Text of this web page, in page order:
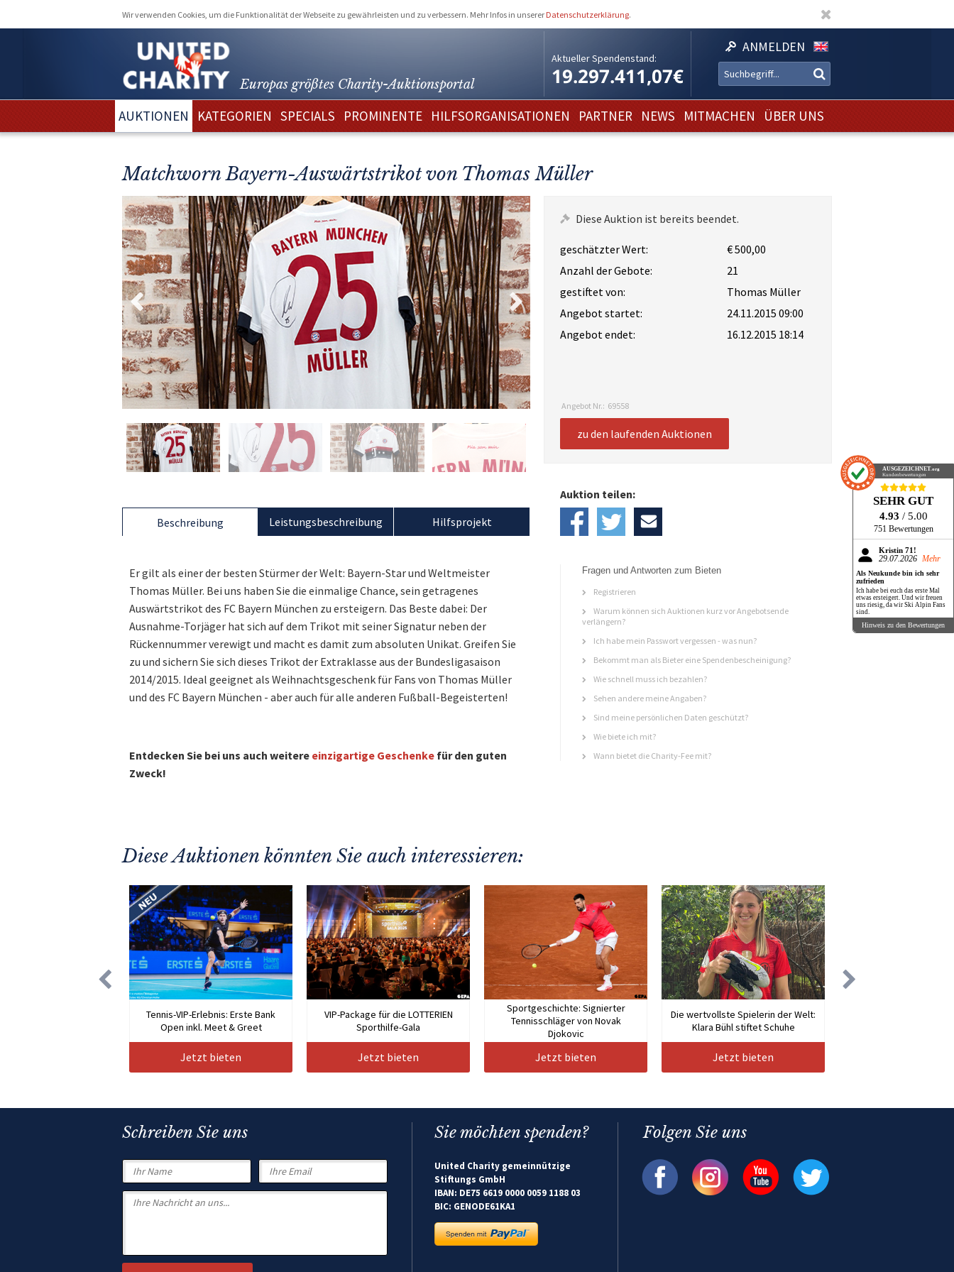
Wir verwenden Cookies, um die Funktionalität der Webseite zu gewährleisten und zu verbessern. Mehr Infos in unserer Datenschutzerklärung.
Europas größtes Charity-Auktionsportal
Aktueller Spendenstand:
19.297.411,07€
ANMELDEN
AUKTIONEN KATEGORIEN SPECIALS PROMINENTE HILFSORGANISATIONEN PARTNER NEWS MITMACHEN ÜBER UNS
Matchworn Bayern-Auswärtstrikot von Thomas Müller
Diese Auktion ist bereits beendet.
geschätzter Wert:
€ 500,00
Anzahl der Gebote:
21
gestiftet von:
Thomas Müller
Angebot startet:
24.11.2015 09:00
Angebot endet:
16.12.2015 18:14
Angebot Nr.: 69558
zu den laufenden Auktionen
Beschreibung
Er gilt als einer der besten Stürmer der Welt: Bayern-Star und Weltmeister
Thomas Müller. Bei uns haben Sie die einmalige Chance, sein getragenes
Auswärtstrikot des FC Bayern München zu ersteigern. Das Beste dabei: Der
Ausnahme-Torjäger hat sich auf dem Trikot mit seiner Signatur neben der
Rückennummer verewigt und macht es damit zum absoluten Unikat. Greifen Sie
zu und sichern Sie sich dieses Trikot der Extraklasse aus der Bundesligasaison
2014/2015. Ideal geeignet als Weihnachtsgeschenk für Fans von Thomas Müller
und des FC Bayern München - aber auch für alle anderen Fußball-Begeisterten!
Entdecken Sie bei uns auch weitere einzigartige Geschenke für den guten
Zweck!
Leistungsbeschreibung Hilfsprojekt
Auktion teilen:
Fragen und Antworten zum Bieten
Registrieren
Warum können sich Auktionen kurz vor Angebotsende
verlängern?
Ich habe mein Passwort vergessen - was nun?
Bekommt man als Bieter eine Spendenbescheinigung?
Wie schnell muss ich bezahlen?
Sehen andere meine Angaben?
Sind meine persönlichen Daten geschützt?
Wie biete ich mit?
Wann bietet die Charity-Fee mit?
Diese Auktionen könnten Sie auch interessieren:
Tennis-VIP-Erlebnis: Erste Bank
Open inkl. Meet & Greet
Jetzt bieten
VIP-Package für die LOTTERIEN
Sporthilfe-Gala
Jetzt bieten
Sportgeschichte: Signierter
Tennisschläger von Novak
Djokovic
Jetzt bieten
Die wertvollste Spielerin der Welt:
Klara Bühl stiftet Schuhe
Jetzt bieten
Schreiben Sie uns Sie möchten spenden?
United Charity gemeinnützige
Stiftungs GmbH
IBAN: DE75 6619 0000 0059 1188 03
BIC: GENODE61KA1
Folgen Sie uns
AUSGEZEICHNET .org
Kundenbewertungen
SEHR GUT
4.93 / 5.00
751 Bewertungen
Kristin 71!
29.07.2026 Mehr
Als Neukunde bin ich sehr
zufrieden
Ich habe bei euch das erste Mal
etwas ersteigert. Und wir freuen
uns riesig, da wir Ski Alpin Fans
sind.
Hinweis zu den Bewertungen